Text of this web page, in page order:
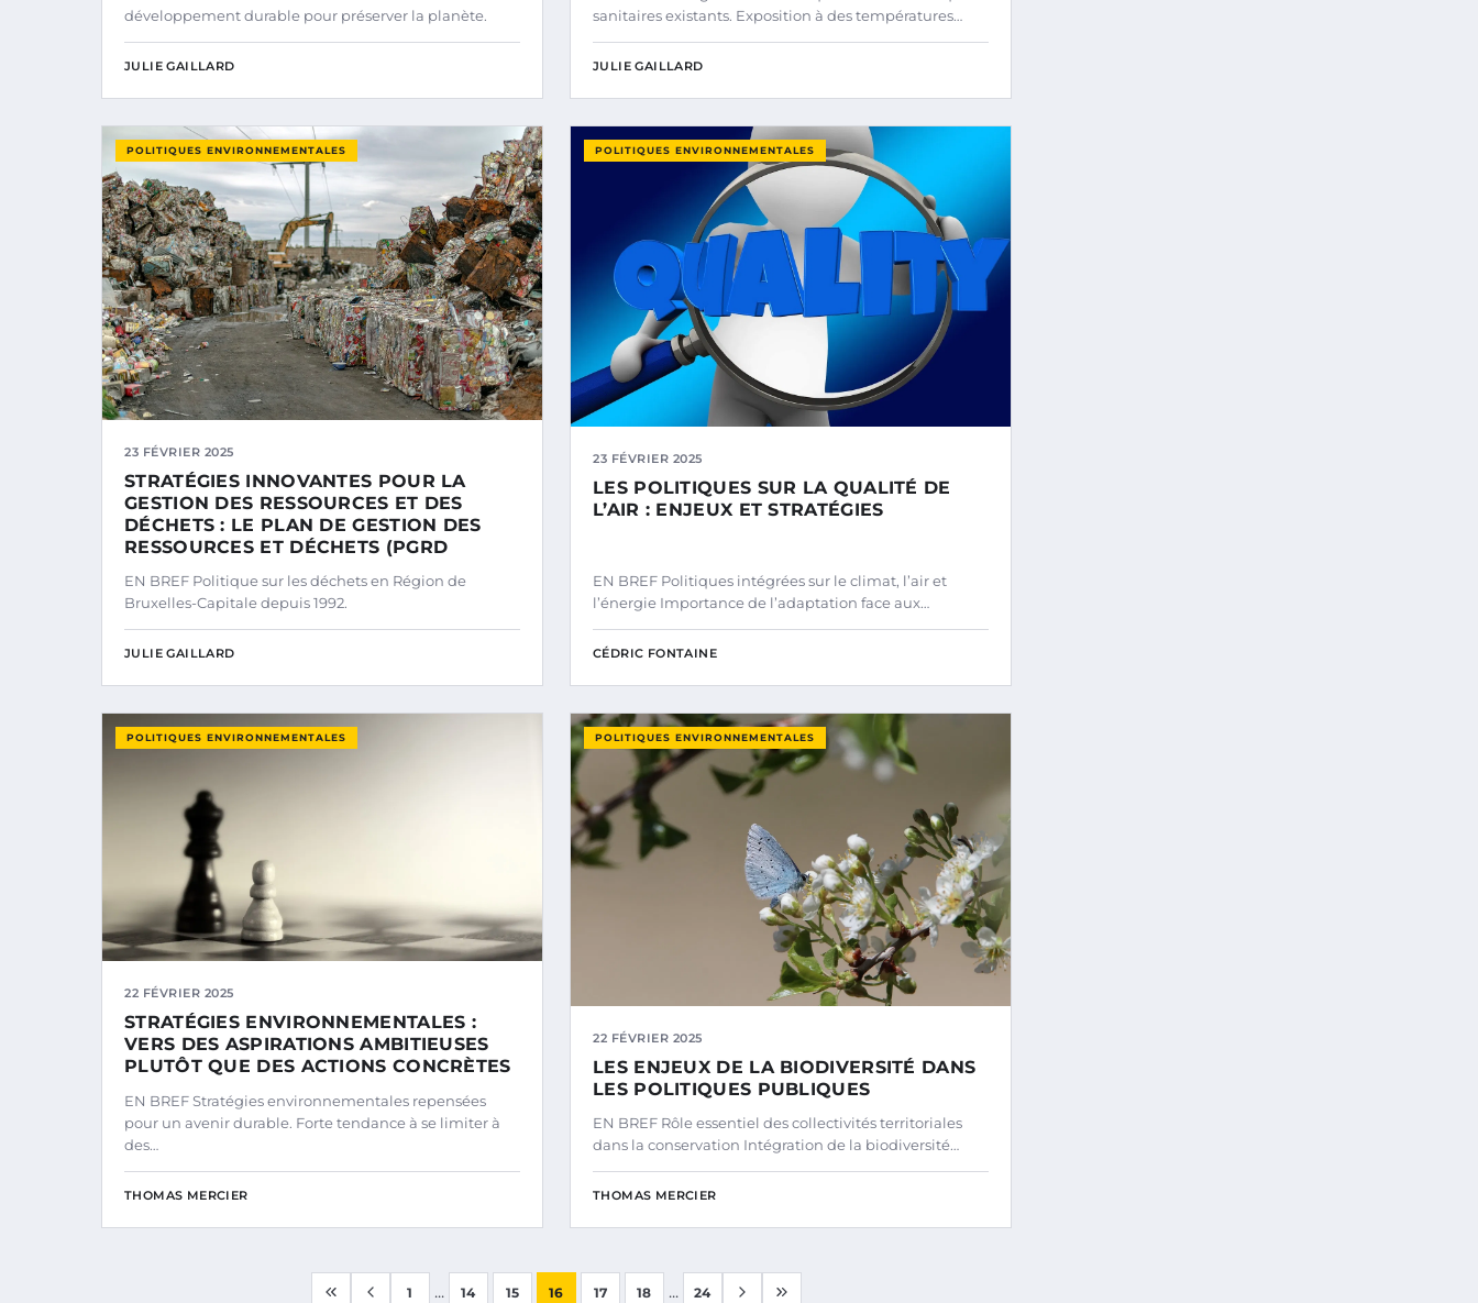
développement durable pour préserver la planète.
JULIE GAILLARD
sanitaires existants. Exposition à des températures…
JULIE GAILLARD
POLITIQUES ENVIRONNEMENTALES
23 FÉVRIER 2025
STRATÉGIES INNOVANTES POUR LA
GESTION DES RESSOURCES ET DES
DÉCHETS : LE PLAN DE GESTION DES
RESSOURCES ET DÉCHETS (PGRD
EN BREF Politique sur les déchets en Région de
Bruxelles-Capitale depuis 1992.
JULIE GAILLARD
POLITIQUES ENVIRONNEMENTALES
23 FÉVRIER 2025
LES POLITIQUES SUR LA QUALITÉ DE
L’AIR : ENJEUX ET STRATÉGIES
EN BREF Politiques intégrées sur le climat, l’air et
l’énergie Importance de l’adaptation face aux…
CÉDRIC FONTAINE
POLITIQUES ENVIRONNEMENTALES
22 FÉVRIER 2025
STRATÉGIES ENVIRONNEMENTALES :
VERS DES ASPIRATIONS AMBITIEUSES
PLUTÔT QUE DES ACTIONS CONCRÈTES
EN BREF Stratégies environnementales repensées
pour un avenir durable. Forte tendance à se limiter à
des…
THOMAS MERCIER
POLITIQUES ENVIRONNEMENTALES
22 FÉVRIER 2025
LES ENJEUX DE LA BIODIVERSITÉ DANS
LES POLITIQUES PUBLIQUES
EN BREF Rôle essentiel des collectivités territoriales
dans la conservation Intégration de la biodiversité…
THOMAS MERCIER
1 ... 14 15 16 17 18 ... 24